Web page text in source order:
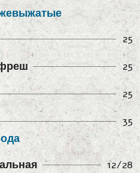
25
25
25
35
12/28